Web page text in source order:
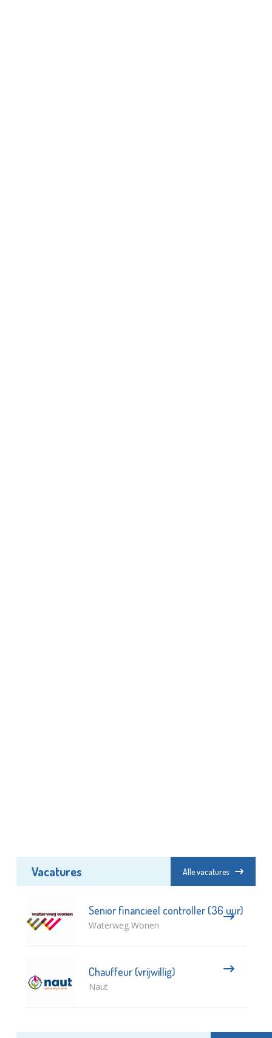
Vacatures Alle vacatures
Senior financieel controller (36 uur)
Waterweg Wonen
Chauffeur (vrijwillig)
Naut